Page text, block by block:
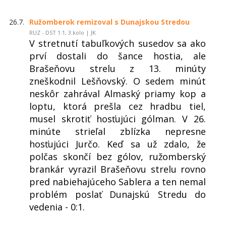
26.7. Ružomberok remizoval s Dunajskou Stredou
RUZ - DST 1:1, 3.kolo | JK
V stretnutí tabuľkových susedov sa ako
prví dostali do šance hostia, ale
Brašeňovu strelu z 13. minúty
zneškodnil Lešňovský. O sedem minút
neskôr zahrával Almaský priamy kop a
loptu, ktorá prešla cez hradbu tiel,
musel skrotiť hosťujúci gólman. V 26.
minúte strieľal zblízka nepresne
hosťujúci Jurčo. Keď sa už zdalo, že
polčas skončí bez gólov, ružomberský
brankár vyrazil Brašeňovu strelu rovno
pred nabiehajúceho Sablera a ten nemal
problém poslať Dunajskú Stredu do
vedenia - 0:1.